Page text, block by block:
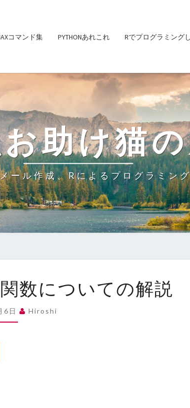
コマンド集 PYTHONあれこれ Rでプログラミング
助け猫
ール作成、Rによるプログラミン
語】
MAIN
関
数
数についての解説
6日 Hiroshi